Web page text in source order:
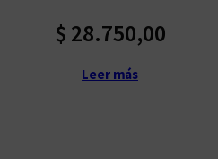
$ 28.750,00
Leer más